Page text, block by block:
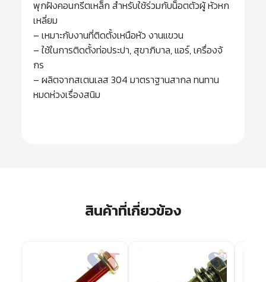
พุกฝังคอนกรีตเหล็ก สำหรับใช้ร่วมกับน็อตตัวผู้ หัวหก
เหลี่ยม
– เหมาะกับงานที่ติดตั้งเหนือหัว งานแขวน
– ใช้ในการติดตั้งท่อประปา, สุขาภิบาล, แอร์, เครื่องจ้
กร
– ผลิตจากสเตนเลส 304 มาตราฐานสากล ทนทาน
หมดห่วงเรื่องสนิม
สินค้าที่เกี่ยวข้อง